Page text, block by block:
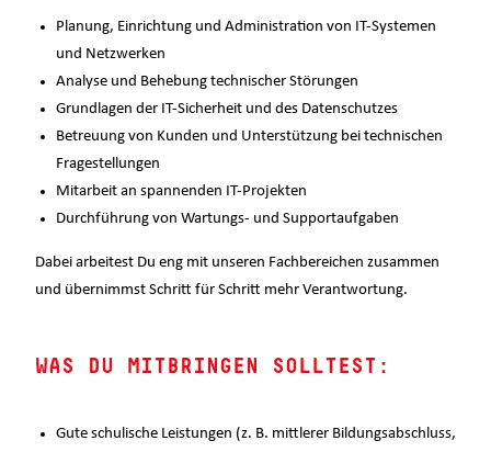
Planung, Einrichtung und Administration von IT-Systemen
und Netzwerken
Analyse und Behebung technischer Störungen
Grundlagen der IT-Sicherheit und des Datenschutzes
Betreuung von Kunden und Unterstützung bei technischen
Fragestellungen
Mitarbeit an spannenden IT-Projekten
Durchführung von Wartungs- und Supportaufgaben
Dabei arbeitest Du eng mit unseren Fachbereichen zusammen
und übernimmst Schritt für Schritt mehr Verantwortung.
WAS DU MITBRINGEN SOLLTEST:
Gute schulische Leistungen (z. B. mittlerer Bildungsabschluss,